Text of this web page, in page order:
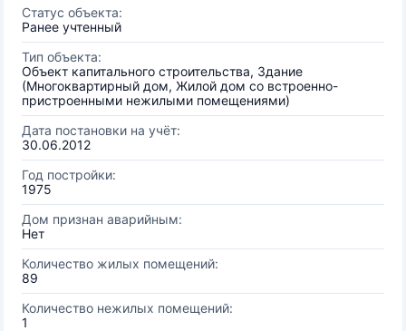
Статус объекта:
Ранее учтенный
Тип объекта:
Объект капитального строительства, Здание
(Многоквартирный дом, Жилой дом со встроенно-
пристроенными нежилыми помещениями)
Дата постановки на учёт:
30.06.2012
Год постройки:
1975
Дом признан аварийным:
Нет
Количество жилых помещений:
89
Количество нежилых помещений:
1